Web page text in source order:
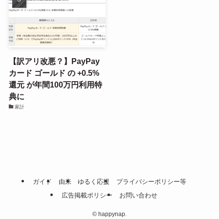
【訳アリ改悪？】PayPay
カード ゴールド の +0.5%
還元 が年間100万円利用特
典に
家計
ガイド 由来 ゆるく応援
プライバシーポリシー等
広告掲載ポリシー
お問い合わせ
© happynap.